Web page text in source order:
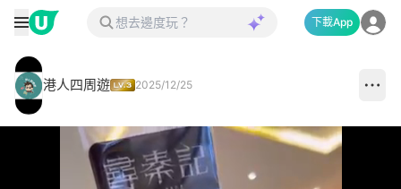
下載App
港人四周遊 2025/12/25